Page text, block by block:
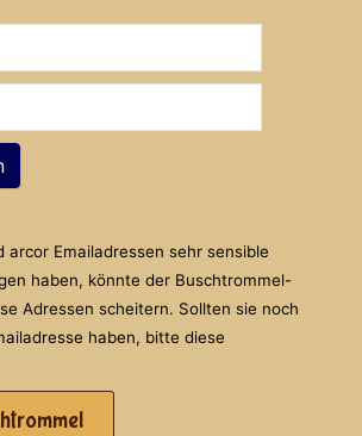
arcor Emailadressen sehr sensible
haben, könnte der Buschtrommel-
Adressen scheitern. Sollten sie noch
haben, bitte diese